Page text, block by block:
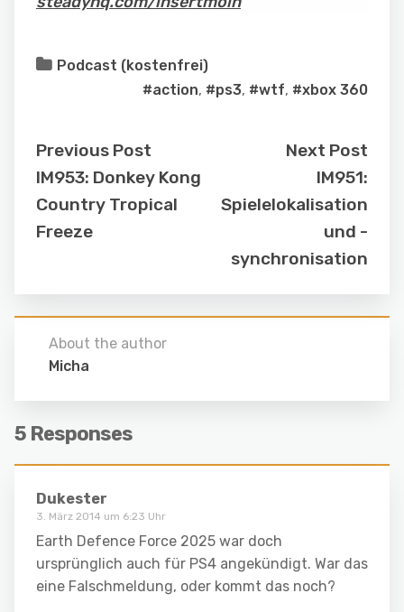
Podcast (kostenfrei)
#action, #ps3, #wtf, #xbox 360
Previous Post
IM953: Donkey Kong
Country Tropical
Freeze
Next Post
IM951:
Spielelokalisation
und -
synchronisation
About the author
Micha
5 Responses
Dukester
3. März 2014 um 6:23 Uhr
Earth Defence Force 2025 war doch
ursprünglich auch für PS4 angekündigt. War das
eine Falschmeldung, oder kommt das noch?